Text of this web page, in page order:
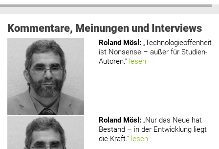
Kommentare, Meinungen und Interviews
Roland Mösl : „Technologieoffenheit
ist Nonsense – außer für Studien-
Autoren.“ lesen
Roland Mösl : „Nur das Neue hat
Bestand – in der Entwicklung liegt
die Kraft.“ lesen